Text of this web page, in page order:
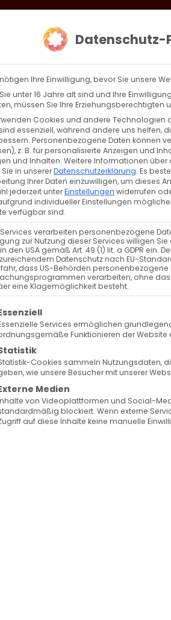
Datenschutz-
Ihre Einwilligung, bevor Sie unsere
unter 16 Jahre alt sind und Ihre
müssen Sie Ihre Erziehungsberechtigten
Cookies und andere Technologien
essenziell, während andere uns helfen,
Personenbezogene Daten können
z. B. für personalisierte Anzeigen und
und Inhalten. Weitere Informationen über
in unsererDatenschutzerklärung. Es
Ihrer Daten einzuwilligen, um dieses
jederzeit unterEinstellungen widerrufen
individueller Einstellungen
verfügbar sind.
verarbeiten personenbezogene
zur Nutzung dieser Services willigen
den USA gemäß Art. 49 (1) lit. a GDPR ein.
Datenschutz nach EU-
dass US-Behörden personenbezogene
verarbeiten, ohne
eine Klagemöglichkeit besteht.
eine Liste der Service-
Services ermöglichen
Funktionieren der Website
Cookies sammeln Nutzungsdaten,
wie unsere Besucher mit unserer
Medien
von Videoplattformen und Social-
blockiert. Wenn externe
auf diese Inhalte keine manuelle